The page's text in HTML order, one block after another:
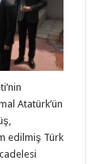
Atatürk’ün
edilmiş Türk